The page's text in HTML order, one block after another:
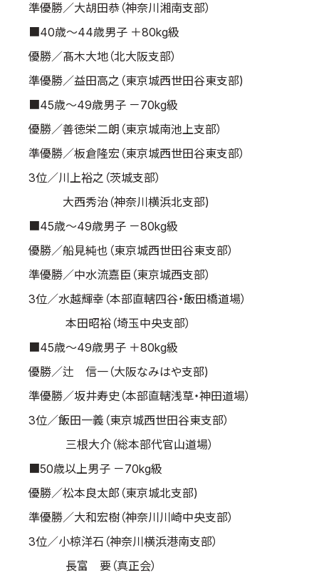
準優勝／大胡田恭（神奈川湘南支部）
■40歳～44歳男子 ＋80kg級
優勝／髙木大地（北大阪支部）
準優勝／益田高之（東京城西世田谷東支部)
■45歳～49歳男子 －70kg級
優勝／善徳栄二朗（東京城南池上支部）
準優勝／板倉隆宏（東京城西世田谷東支部）
3位／川上裕之（茨城支部）
大西秀治（神奈川横浜北支部)
■45歳～49歳男子 －80kg級
優勝／船見純也（東京城西世田谷東支部）
準優勝／中水流嘉臣（東京城西支部）
3位／水越輝幸（本部直轄四谷・飯田橋道場）
本田昭裕（埼玉中央支部）
■45歳～49歳男子 ＋80kg級
優勝／辻 信一（大阪なみはや支部)
準優勝／坂井寿史（本部直轄浅草・神田道場）
3位／飯田一義（東京城西世田谷東支部）
三根大介（総本部代官山道場）
■50歳以上男子 －70kg級
優勝／松本良太郎（東京城北支部)
準優勝／大和宏樹（神奈川川崎中央支部）
3位／小椋洋石（神奈川横浜港南支部）
長富 要（真正会）